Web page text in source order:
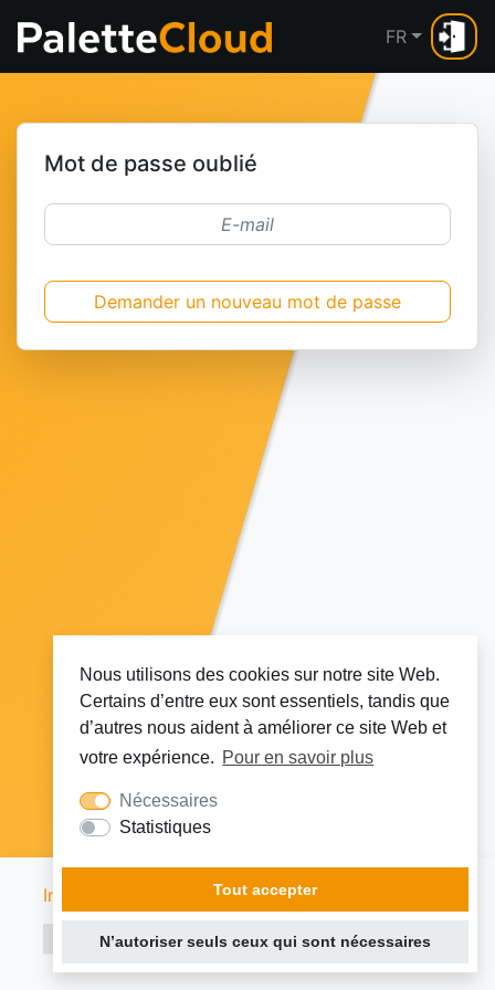
Nous utilisons des cookies sur notre site Web.
Certains d’entre eux sont essentiels, tandis que
d’autres nous aident à améliorer ce site Web et
votre expérience. Pour en savoir plus
Nécessaires
Statistiques
N’autoriser seuls ceux qui sont nécessaires
Tout accepter
FR
Mot de passe oublié
Informations légales | Protection des données
Node Linux CloudNode2